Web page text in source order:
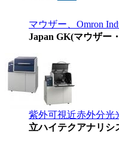
マウザー、Omron
Japan GK(マウザー
紫外可視近赤外分光
立ハイテクアナリシ